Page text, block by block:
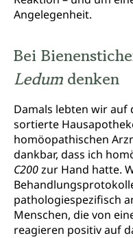
Angelegenheit.
Bei
Ledum denken
Damals lebten wir auf
sortierte
homöopathischen
dankbar, dass ich
C200zur Hand hatte.
pathologiespezifisch
Menschen, die von
reagieren positiv auf